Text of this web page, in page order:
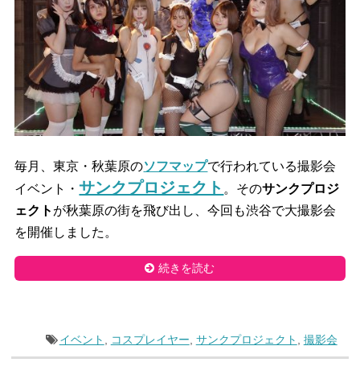
毎月、東京・秋葉原のソフマップで行われている撮影会
イベント・サンクプロジェクト 。そのサンクプロジ
ェクト が秋葉原の街を飛び出し、今回も渋谷で大撮影会
を開催しました。
続きを読む
イベント コスプレイヤー サンクプロジェクト 撮影会